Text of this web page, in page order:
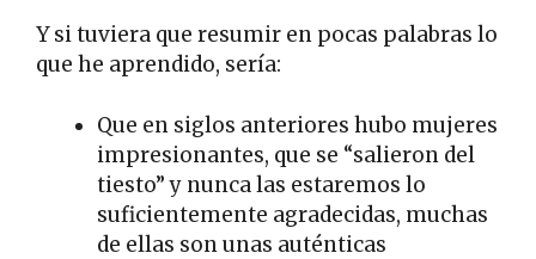
Y si tuviera que resumir en pocas palabras lo
que he aprendido, sería:
Que en siglos anteriores hubo mujeres
impresionantes, que se “salieron del
tiesto” y nunca las estaremos lo
suficientemente agradecidas, muchas
de ellas son unas auténticas